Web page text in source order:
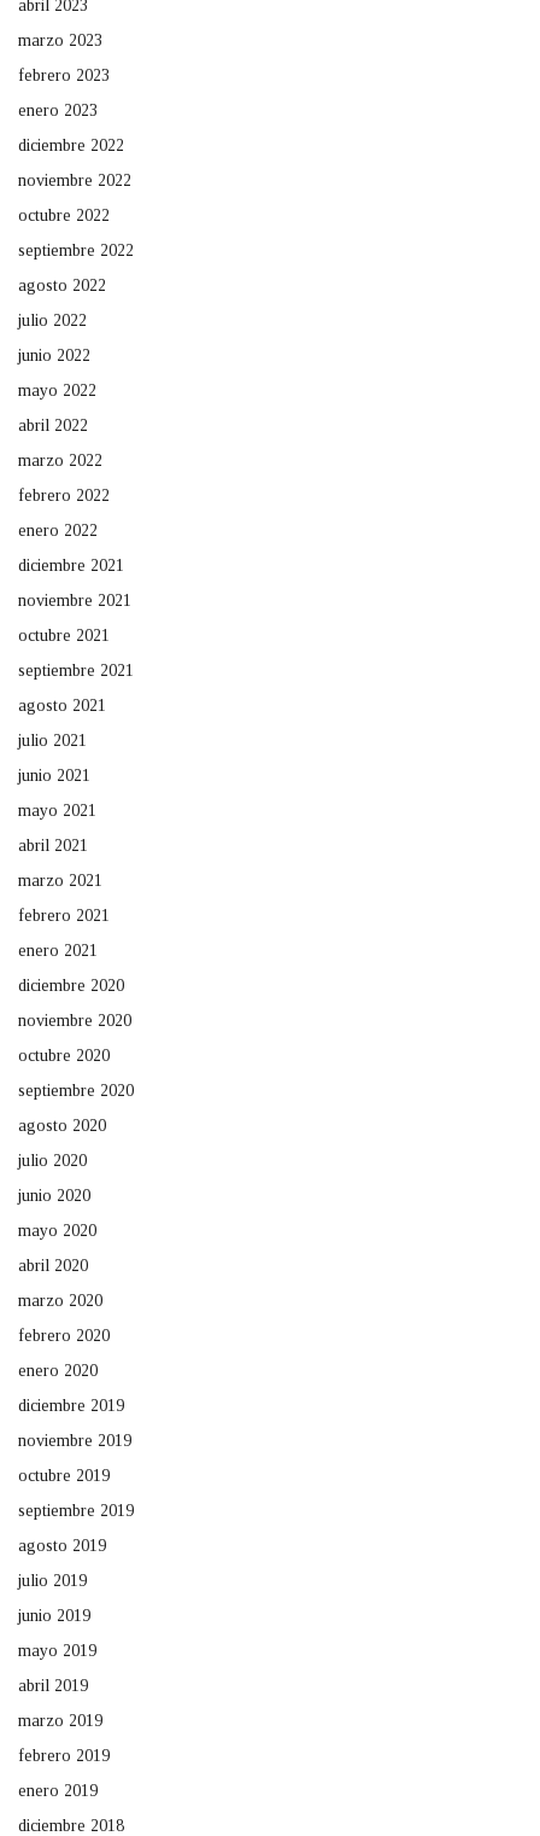
abril 2023
marzo 2023
febrero 2023
enero 2023
diciembre 2022
noviembre 2022
octubre 2022
septiembre 2022
agosto 2022
julio 2022
junio 2022
mayo 2022
abril 2022
marzo 2022
febrero 2022
enero 2022
diciembre 2021
noviembre 2021
octubre 2021
septiembre 2021
agosto 2021
julio 2021
junio 2021
mayo 2021
abril 2021
marzo 2021
febrero 2021
enero 2021
diciembre 2020
noviembre 2020
octubre 2020
septiembre 2020
agosto 2020
julio 2020
junio 2020
mayo 2020
abril 2020
marzo 2020
febrero 2020
enero 2020
diciembre 2019
noviembre 2019
octubre 2019
septiembre 2019
agosto 2019
julio 2019
junio 2019
mayo 2019
abril 2019
marzo 2019
febrero 2019
enero 2019
diciembre 2018